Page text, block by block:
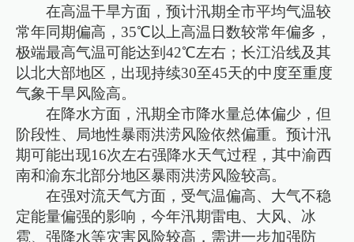
在高温干旱方面，预计汛期全市平均气温较
常年同期偏高，35℃以上高温日数较常年偏多，
极端最高气温可能达到42℃左右；长江沿线及其
以北大部地区，出现持续30至45天的中度至重度
气象干旱风险高。
在降水方面，汛期全市降水量总体偏少，但
阶段性、局地性暴雨洪涝风险依然偏重。预计汛
期可能出现16次左右强降水天气过程，其中渝西
南和渝东北部分地区暴雨洪涝风险较高。
在强对流天气方面，受气温偏高、大气不稳
定能量偏强的影响，今年汛期雷电、大风、冰
雹、强降水等灾害风险较高，需进一步加强防